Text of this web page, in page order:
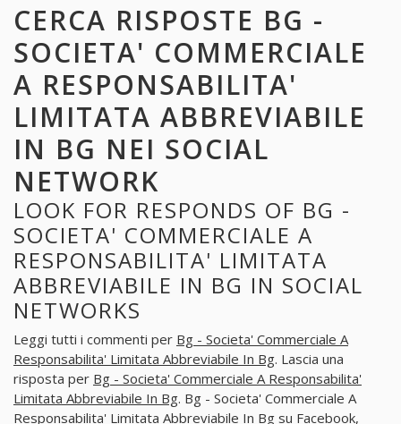
CERCA RISPOSTE BG -
SOCIETA' COMMERCIALE
A RESPONSABILITA'
LIMITATA ABBREVIABILE
IN BG NEI SOCIAL
NETWORK
LOOK FOR RESPONDS OF BG -
SOCIETA' COMMERCIALE A
RESPONSABILITA' LIMITATA
ABBREVIABILE IN BG IN SOCIAL
NETWORKS
Leggi tutti i commenti per Bg - Societa' Commerciale A
Responsabilita' Limitata Abbreviabile In Bg. Lascia una
risposta per Bg - Societa' Commerciale A Responsabilita'
Limitata Abbreviabile In Bg. Bg - Societa' Commerciale A
Responsabilita' Limitata Abbreviabile In Bg su Facebook,